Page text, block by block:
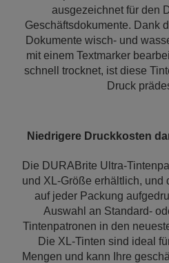
ausgezeichnet für den
Geschäftsdokumente. Dank
Dokumente wisch- und
mit einem Textmarker
schnell trocknet, ist diese
Druck
Niedrigere Druckkosten
Die DURABrite Ultra-
und XL-Größe erhältlich, und
auf jeder Packung
Auswahl an Standard-
Tintenpatronen in den
Die XL-Tinten sind ideal
Mengen und kann Ihre